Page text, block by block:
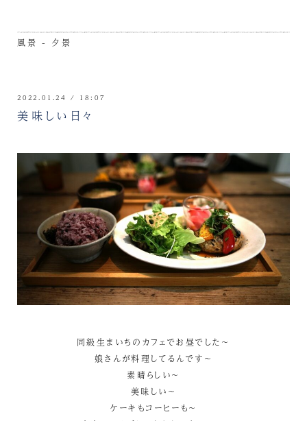
風景 - 夕景
2022.01.24 / 18:07
美味しい日々
同級生まいちのカフェでお昼でした～
娘さんが料理してるんです～
素晴らしい～
美味しい～
ケーキもコーヒーも～